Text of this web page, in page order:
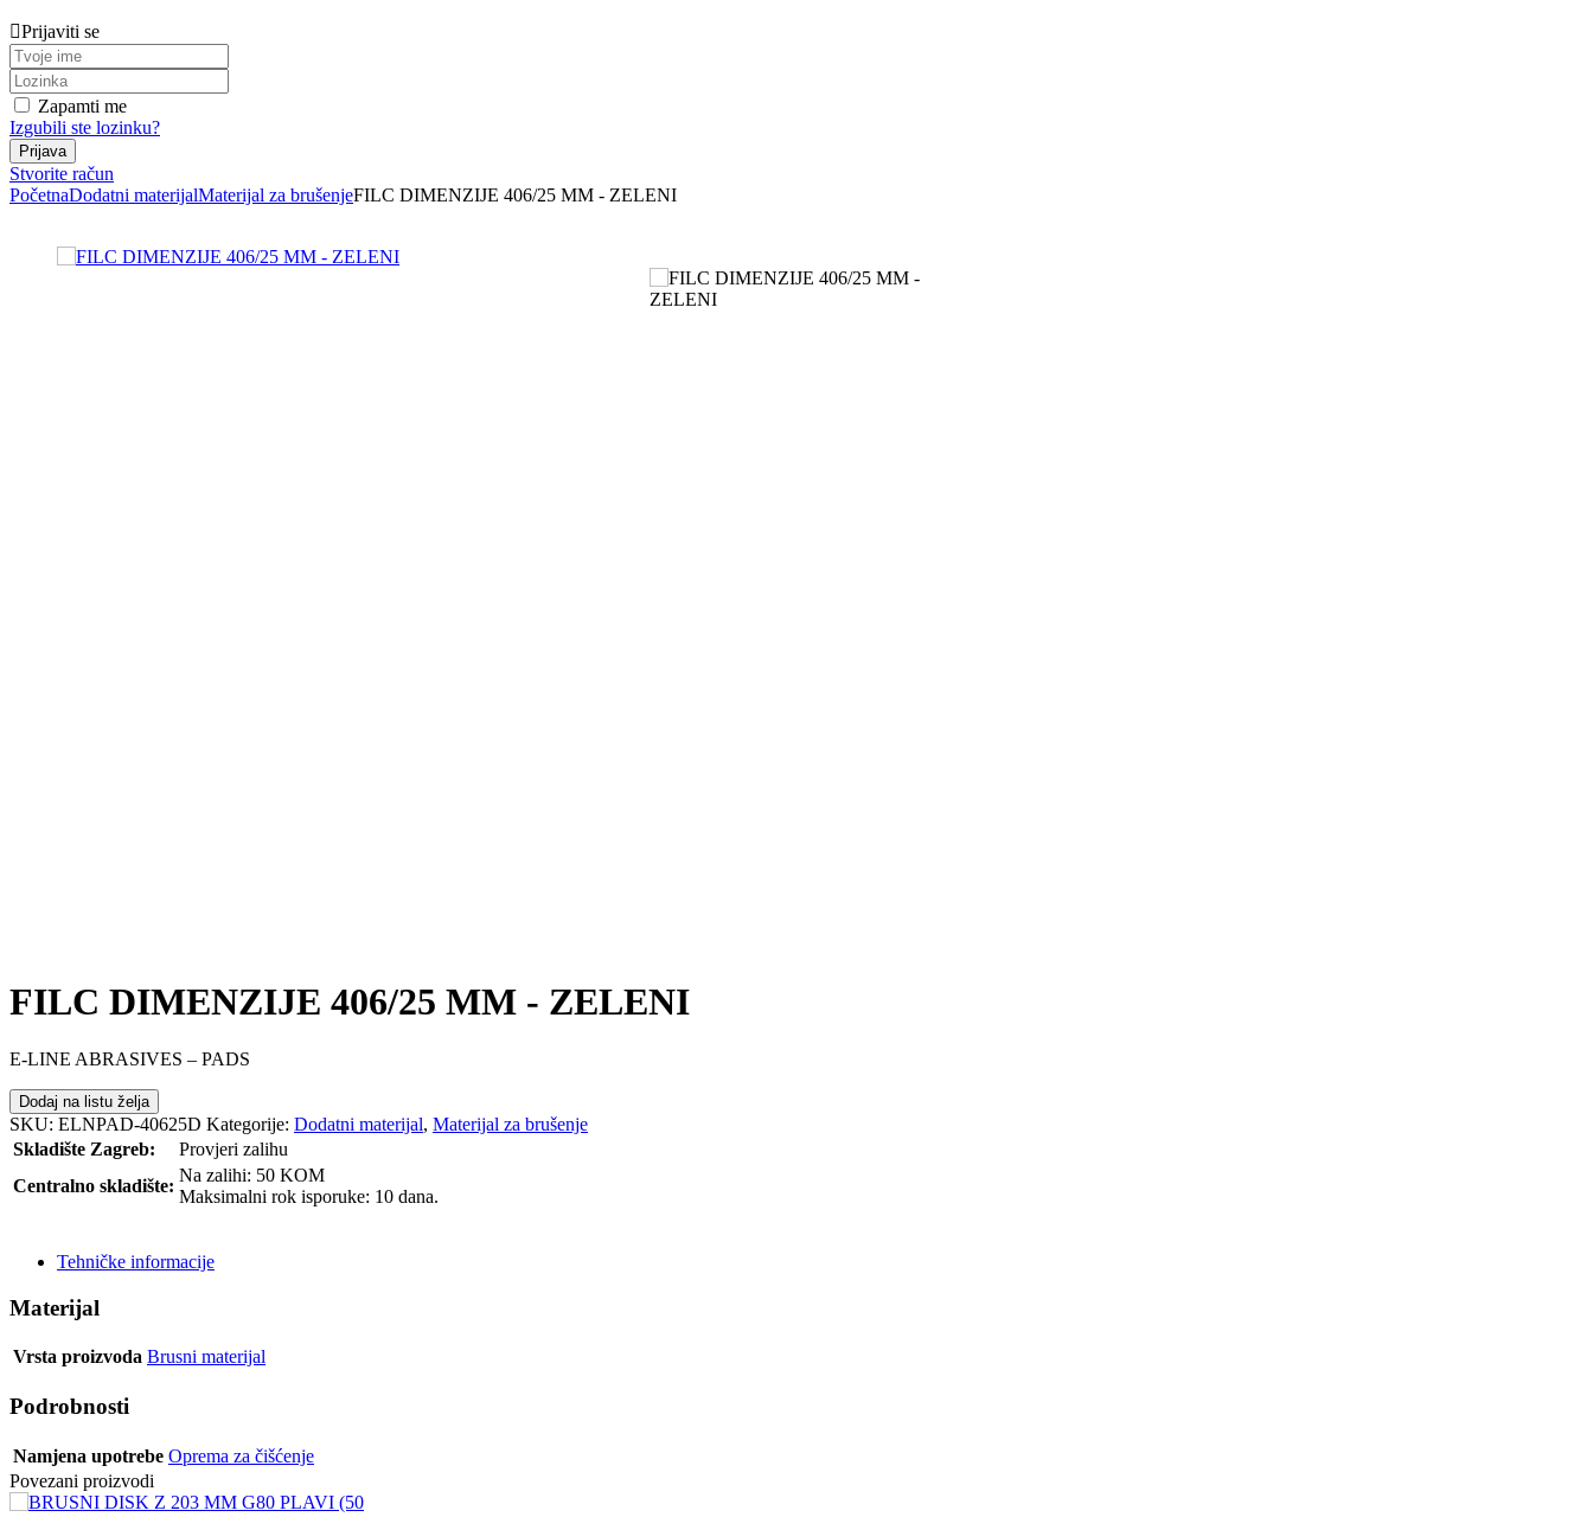
Prijaviti se
Zapamti me
Izgubili ste lozinku?
Stvorite račun
PočetnaDodatni materijalMaterijal za brušenjeFILC DIMENZIJE 406/25 MM - ZELENI
FILC DIMENZIJE 406/25 MM - ZELENI
E-LINE ABRASIVES – PADS
Dodaj na listu želja
SKU: ELNPAD-40625D Kategorije: Dodatni materijal, Materijal za brušenje
Skladište Zagreb:
Provjeri zalihu
Centralno skladište:
Na zalihi: 50 KOM
Maksimalni rok isporuke: 10 dana.
Tehničke informacije
Materijal
Vrsta proizvoda Brusni materijal
Podrobnosti
Namjena upotrebe Oprema za čišćenje
Povezani proizvodi